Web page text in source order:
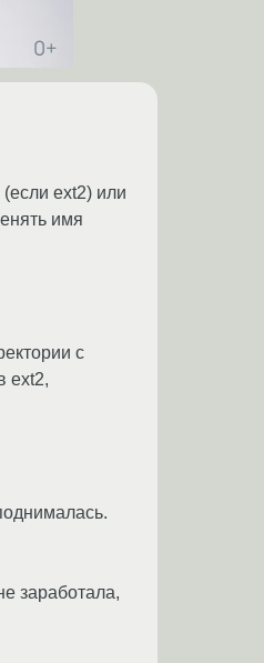
ext2) или
имя
с
ext2,
заработала,